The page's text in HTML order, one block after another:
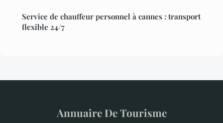
Service de chauffeur personnel à cannes : transport
flexible 24/7
Annuaire De Tourisme